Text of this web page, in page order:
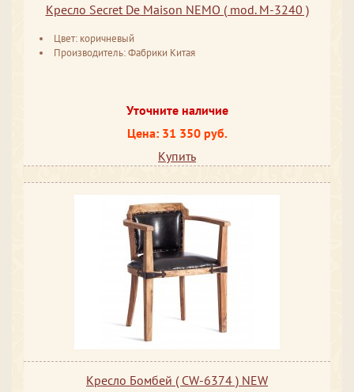
Кресло Secret De Maison NEMO ( mod. M-3240 )
Цвет: коричневый
Производитель: Фабрики Китая
Уточните наличие
Цена: 31 350 руб.
Купить
Кресло Бомбей ( CW-6374 ) NEW